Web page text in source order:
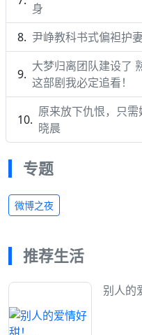
身
尹峥教科书式偏袒护
大梦归离团队建设了
这部剧我必定追看！
原来放下仇恨，只
晓晨
专题
微博之夜
推荐生活
别人的